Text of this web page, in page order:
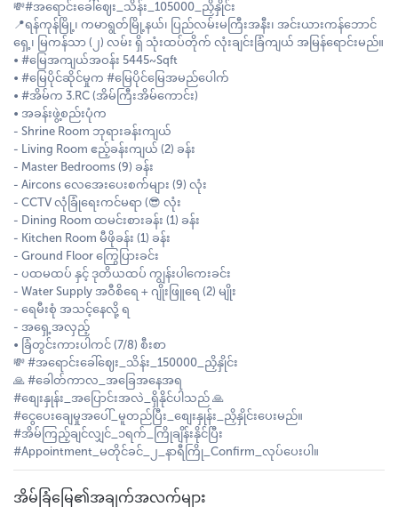
💸#အရောင်းခေါ်ဈေး_သိန်း_105000_ညှိနှိုင်း
📍ရန်ကုန်မြို့၊ ကမာရွတ်မြို့နယ်၊ ပြည်လမ်းမကြီးအနီး၊ အင်းယားကန်ဘောင်
ရှေ့၊ မြကန်သာ (၂) လမ်း ရှိ သုံးထပ်တိုက် လုံးချင်းခြံကျယ် အမြန်ရောင်းမည်။
• #မြေအကျယ်အဝန်း 5445~Sqft
• #မြေပိုင်ဆိုင်မှုက #မြေပိုင်မြေအမည်ပေါက်
• #အိမ်က 3.RC (အိမ်ကြီးအိမ်ကောင်း)
• အခန်းဖွဲ့စည်းပုံက
- Shrine Room ဘုရားခန်းကျယ်
- Living Room ဧည့်ခန်းကျယ် (2) ခန်း
- Master Bedrooms (9) ခန်း
- Aircons လေအေးပေးစက်များ (9) လုံး
- CCTV လုံခြုံရေးကင်မရာ (😎 လုံး
- Dining Room ထမင်းစားခန်း (1) ခန်း
- Kitchen Room မီဖိုခန်း (1) ခန်း
- Ground Floor ကြွေပြားခင်း
- ပထမထပ် နှင့် ဒုတိယထပ် ကျွန်းပါကေးခင်း
- Water Supply အဝီစိရေ + ဂျိုးဖြူရေ (2) မျိုး
- ရေမီးစုံ အသင့်နေလို့ ရ
- အရှေ့အလှည့်
• ခြံတွင်းကားပါကင် (7/8) စီးစာ
💸 #အရောင်းခေါ်ဈေး_သိန်း_150000_ညှိနှိုင်း
🙏 #ခေါတ်ကာလ_အခြေအနေအရ
#စျေးနှုန်း_အပြောင်းအလဲ_ရှိနိုင်ပါသည် 🙏
#ငွေပေးချေမှုအပေါ်_မူတည်ပြီး_စျေးနှုန်း_ညှိနှိုင်းပေးမည်။
#အိမ်ကြည့်ချင်လျှင်_၁ရက်_ကြိုချိန်းနိုင်ပြီး
#Appointment_မတိုင်ခင်_၂_နာရီကြို_Confirm_လုပ်ပေးပါ။
အိမ်ခြံမြေ၏အချက်အလက်များ